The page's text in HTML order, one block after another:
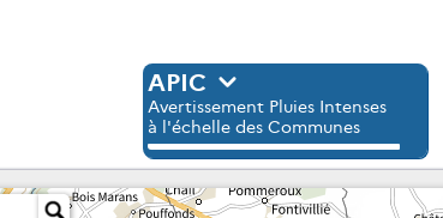
APIC
Avertissement Pluies Intenses
à l'échelle des Communes